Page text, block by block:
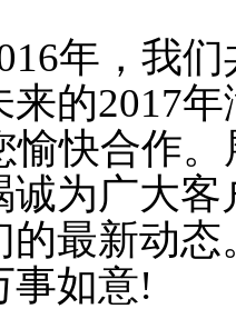
年，我
的2017
愉快合作
诚为广大
的最新动
事如意!